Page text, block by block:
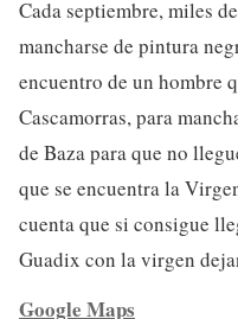
Cada septiembre, miles
mancharse de pintura
encuentro de un hombre
Cascamorras, para
de Baza para que no
que se encuentra la
cuenta que si consigue
Guadix con la virgen
Google Maps